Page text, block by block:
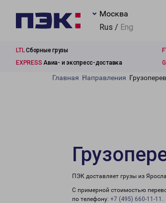
Москва
Rus / Eng
LTLСборные грузы
EXPRESS Авиа- и экспресс-доставка
Главная Направления
ПЭК доставляет грузы из
С примерной стоимостью
по телефону: +7 (495) 660-11-11 .